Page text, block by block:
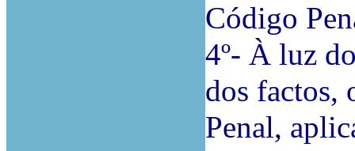
Código
4º- À luz
dos factos,
Penal,